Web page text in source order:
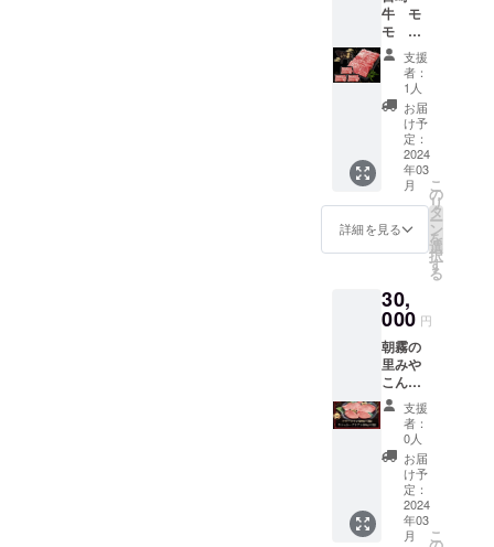
荏法第
150号）
30日。
〒885
0224 宮
崎県都
城市御
池町
5844-
47 (株)
おおが
た牧
場
0986-
33-
牛 モ
モ ウ
デ しゃ
ぶしゃ
ぶ､すき
焼き用
(250g×
３パッ
市のお
おがた
牧場よ
りクー
ル便に
て発送
す。 ■
賞味期
限：出
荷日よ
り冷凍
保存で
30日。
〒885
0224 宮
崎県都
城市御
池町
5844-
47 (株)
おおが
支援
者：
1人
お届
け予
定：
2024
年03
月
詳細を見る
こ
の
リ
タ
ー
ン
を
選
択
す
る
30,
000 円
朝霧の
里みや
こん
じょ(直
売所
ATOM)
より発
送致し
ます。
〒885-
0003 宮
崎県都
支援
者：
0人
お届
け予
定：
2024
年03
月
こ